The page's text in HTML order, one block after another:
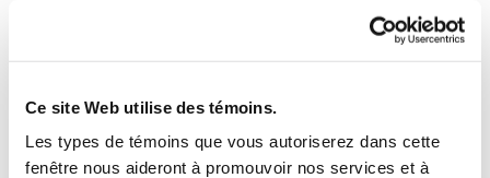
Ce site Web utilise des témoins.
Les types de témoins que vous autoriserez dans cette
fenêtre nous aideront à promouvoir nos services et à